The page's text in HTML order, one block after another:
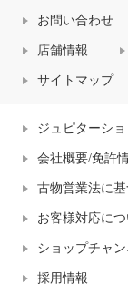
お問い合わせ
店舗情報
サイトマップ
ジュピターシ
会社概要/免許
古物営業法に
お客様対応に
ショップチャ
採用情報